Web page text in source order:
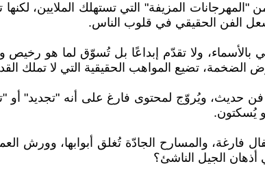
المزيفة" التي تستهلك الملايين،
الفن الحقيقي في قلوب الناس.
ولا تقدّم إبداعًا بل تُسوّق لما هو رخيص
الضخمة، تضيع المواهب الحقيقية التي لا تملك
حديث، ويُروّج لمحتوى فارغ على أنه "تجديد" أو
يُسكتون.
والمسارح الجادّة تُغلق أبوابها، وورش
أذهان الجيل الناشئ؟